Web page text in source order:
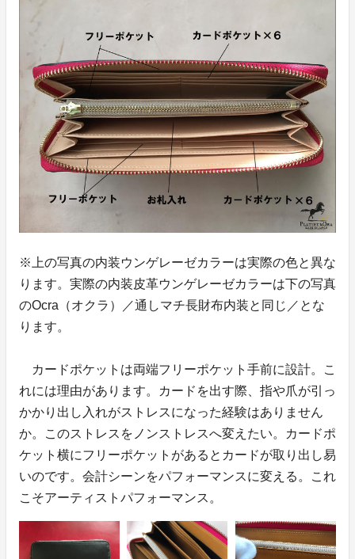
※上の写真の内装ウンゲレーゼカラーは実際の色と異な
ります。実際の内装皮革ウンゲレーゼカラーは下の写真
のOcra（オクラ）／通しマチ長財布内装と同じ／とな
ります。
カードポケットは両端フリーポケット手前に設計。こ
れには理由があります。カードを出す際、指や爪が引っ
かかり出し入れがストレスになった経験はありません
か。このストレスをノンストレスへ変えたい。カードポ
ケット横にフリーポケットがあるとカードが取り出し易
いのです。会計シーンをパフォーマンスに変える。これ
こそアーティストパフォーマンス。